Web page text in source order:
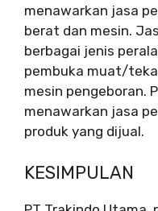
menawarkan jasa
berat dan mesin.
berbagai jenis
pembuka muat/
mesin pengeboran.
menawarkan jasa
produk yang dijual.
KESIMPULAN